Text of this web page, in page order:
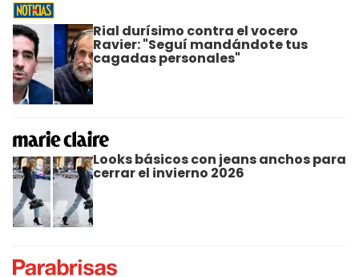
Rial durísimo contra el vocero
Ravier: "Seguí mandándote tus
cagadas personales"
Looks básicos con jeans anchos para
cerrar el invierno 2026